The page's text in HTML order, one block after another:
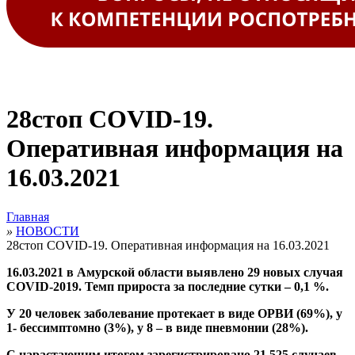
28стоп COVID-19.
Оперативная информация на
16.03.2021
Главная
» НОВОСТИ
28стоп COVID-19. Оперативная информация на 16.03.2021
16.03.2021 в Амурской области выявлено 29 новых случая
COVID-2019. Темп прироста за последние сутки – 0,1 %.
У 20 человек заболевание протекает в виде ОРВИ (69%), у
1- бессимптомно (3%), у 8 – в виде пневмонии (28%).